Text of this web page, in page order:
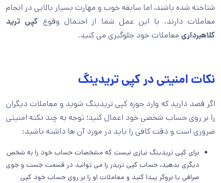
شناخته شده باشند، اما سابقه خوب و مهارت بسیار بالایی در انجام
معاملات دارند. با این عمل شما از احتمال وقوع کپی ترید
کلاهبرداری معاملات خود جلوگیری می کنید.
نکات امنیتی در کپی تریدینگ
اگر قصد دارید که وارد حوزه کپی تریدینگ شوید و معاملات دیگران
را بر روی حساب شخصی خود اعمال کنید؛ توجه به چند نکته امنیتی
ضروری است و دقت کافی را باید در مورد آن ها داشته باشید:
برای کپی تریدینگ نیازی نیست که مشخصات حساب خود را به شخص
دیگری بدهید، حساب کپی تریدر را می توانید در قسمت جست و جوی
صرافی یا بروکر پیدا کنید و معاملات او را بر روی حساب خود کپی